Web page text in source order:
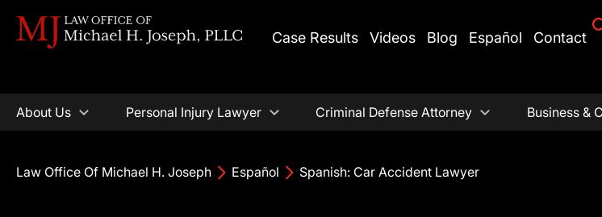
Case Results Videos Blog Español Contact
About Us Personal Injury Lawyer Criminal Defense Attorney Business &
Law Office Of Michael H. Joseph Español Spanish: Car Accident Lawyer